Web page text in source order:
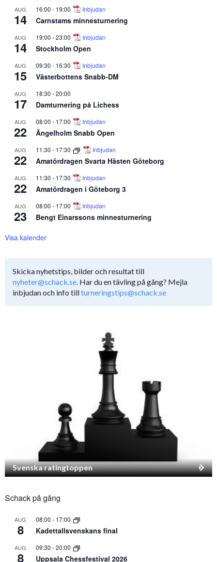
AUG
14
16:00 - 19:00 Inbjudan
Carnstams minnesturnering
AUG
14
19:00 -23:00 Inbjudan
Stockholm Open
AUG
15
09:30 - 16:30 Inbjudan
Västerbottens Snabb-DM
AUG
17
18:30 -20:00
Damturnering på Lichess
AUG
22
08:00 - 17:00 Inbjudan
Ängelholm Snabb Open
AUG
22
11:30 - 17:30 Inbjudan
Amatördragen Svarta Hästen Göteborg
AUG
22
11:30 - 17:30 Inbjudan
Amatördragen i Göteborg 3
AUG
23
08:00 - 17:00 Inbjudan
Bengt Einarssons minnesturnering
Visa kalender
Skicka nyhetstips, bilder och resultat till
nyheter@schack.se. Har du en tävling på gång? Mejla
inbjudan och info tillturneringstips@schack.se
Svenska ratingtoppen
Schack på gång
AUG
8
08:00 - 17:00
Kadettallsvenskans final
AUG
8
09:30 -20:00
Uppsala Chessfestival 2026